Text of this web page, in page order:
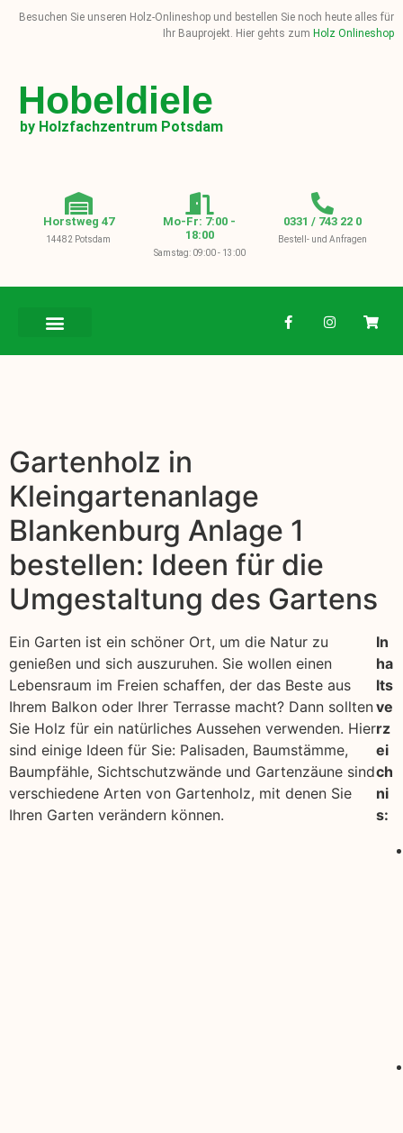
Besuchen Sie unseren Holz-Onlineshop und bestellen Sie noch heute alles für
Ihr Bauprojekt. Hier gehts zum Holz Onlineshop
Hobeldiele
by Holzfachzentrum Potsdam
Horstweg 47
14482 Potsdam
Mo-Fr: 7:00 -
18:00
Samstag: 09:00 - 13:00
0331 / 743 22 0
Bestell- und Anfragen
Gartenholz in
Kleingartenanlage
Blankenburg Anlage 1
bestellen: Ideen für die
Umgestaltung des Gartens
Ein Garten ist ein schöner Ort, um die Natur zu
genießen und sich auszuruhen. Sie wollen einen
Lebensraum im Freien schaffen, der das Beste aus
Ihrem Balkon oder Ihrer Terrasse macht? Dann sollten
Sie Holz für ein natürliches Aussehen verwenden. Hier
sind einige Ideen für Sie: Palisaden, Baumstämme,
Baumpfähle, Sichtschutzwände und Gartenzäune sind
verschiedene Arten von Gartenholz, mit denen Sie
Ihren Garten verändern können.
In
ha
lts
ve
rz
ei
ch
ni
s: